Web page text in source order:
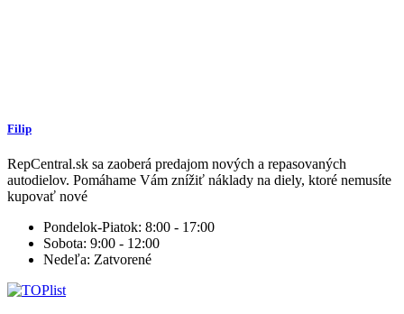
Filip
RepCentral.sk sa zaoberá predajom nových a repasovaných
autodielov. Pomáhame Vám znížiť náklady na diely, ktoré nemusíte
kupovať nové
Pondelok-Piatok: 8:00 - 17:00
Sobota: 9:00 - 12:00
Nedeľa: Zatvorené